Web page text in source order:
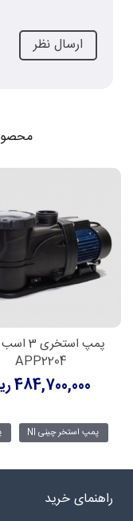
پمپ
APP2204
484,700,000 ریال
پمپ استخر چینی NI
راهنمای خرید